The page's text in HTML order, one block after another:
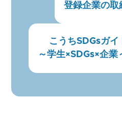
登録企業の取
こうちSDGsガ
～学生×SDGs×企業